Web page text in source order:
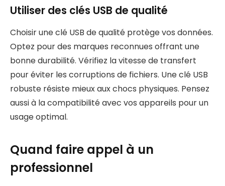
Utiliser des clés USB de qualité
Choisir une clé USB de qualité protège vos données.
Optez pour des marques reconnues offrant une
bonne durabilité. Vérifiez la vitesse de transfert
pour éviter les corruptions de fichiers. Une clé USB
robuste résiste mieux aux chocs physiques. Pensez
aussi à la compatibilité avec vos appareils pour un
usage optimal.
Quand faire appel à un
professionnel